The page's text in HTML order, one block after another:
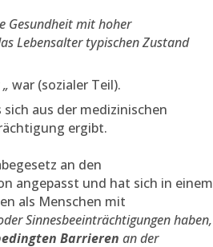
Gesundheit mit hoher
Lebensalter typischen Zustand
war (sozialer Teil).
aus der medizinischen
ergibt.
an den
angepasst und hat sich in einem
als Menschen mit
Sinnesbeeinträchtigungen haben,
Barrieren an der